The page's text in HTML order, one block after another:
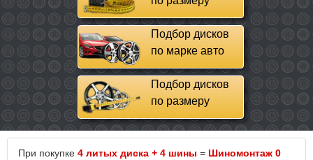
Подбор дисков
по марке авто
Подбор дисков
по размеру
При покупке 4 литых диска + 4 шины = Шиномонтаж 0